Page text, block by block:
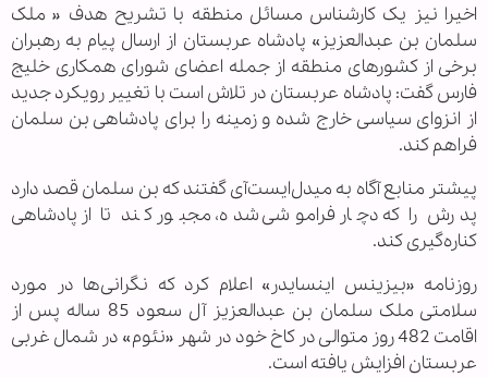
اخیرا نیز یک کارشناس مسائل منطقه با تشریح هدف « ملک
سلمان بن عبدالعزیز» پادشاه عربستان از ارسال پیام به رهبران
برخی از کشور‌های منطقه از جمله اعضای شورای همکاری خلیج
فارس گفت: پادشاه عربستان در تلاش است با تغییر رویکرد جدید
از انزوای سیاسی خارج شده و زمینه را برای پادشاهی بن سلمان
فراهم کند.
پیشتر منابع آگاه به میدل‌ایست‌آی گفتند که بن سلمان قصد دارد
پدرش را که دچار فراموشی شده، مجبور کند تا از پادشاهی
کناره‌گیری کند.
روزنامه «بیزینس اینسایدر» اعلام کرد که نگرانی‌ها در مورد
سلامتی ملک سلمان بن عبدالعزیز آل سعود 85 ساله پس از
اقامت 482 روز متوالی در کاخ خود در شهر «نئوم» در شمال غربی
عربستان افزایش یافته است.